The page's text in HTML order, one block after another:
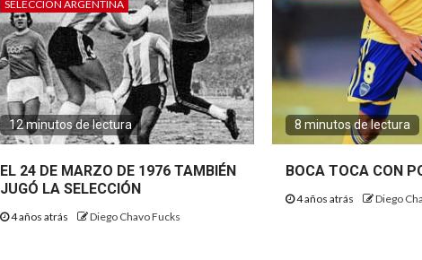
SELECCIÓN ARGENTINA
12 minutos de lectura
EL 24 DE MARZO DE 1976 TAMBIÉN
JUGÓ LA SELECCIÓN
4 años atrás Diego Chavo Fucks
8 minutos de lectura
BOCA TOCA CON
4 años atrás Diego